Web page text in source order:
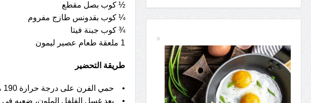
½ كوب بصل مقطع
¼ كوب بقدونس طازج مفروم
¾ كوب جبنة فيتا
1 ملعقة طعام عصير ليمون
طريقة التحضير
• حمي الفرن على درجة حرارة 190 مئوية.
• بعد غسل الفلفل الملون، ضعيه في